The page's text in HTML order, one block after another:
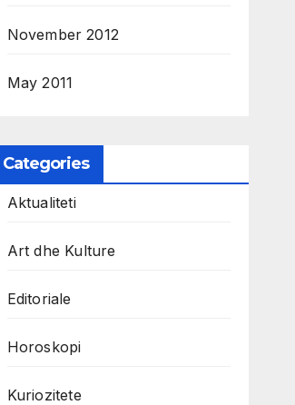
November 2012
May 2011
Categories
Aktualiteti
Art dhe Kulture
Editoriale
Horoskopi
Kuriozitete